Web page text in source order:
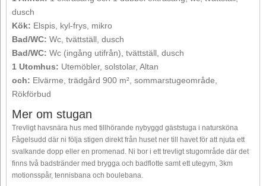
dusch
Kök: Elspis, kyl-frys, mikro
Bad/WC: Wc, tvättställ, dusch
Bad/WC: Wc (ingång utifrån), tvättställ, dusch
1 Utomhus: Utemöbler, solstolar, Altan
och: Elvärme, trädgård 900 m², sommarstugeområde,
Rökförbud
Mer om stugan
Trevligt havsnära hus med tillhörande nybyggd gäststuga i natursköna
Fågelsudd där ni följa stigen direkt från huset ner till havet för att njuta ett
svalkande dopp eller en promenad. Ni bor i ett trevligt stugområde där det
finns två badstränder med brygga och badflotte samt ett utegym, 3km
motionsspår, tennisbana och boulebana.